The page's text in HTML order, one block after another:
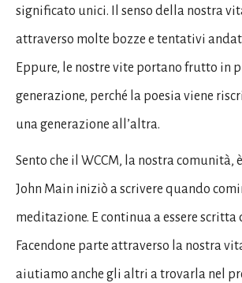
significato unici. Il senso della nostra
attraverso molte bozze e tentativi
Eppure, le nostre vite portano frutto in
generazione, perché la poesia viene
una generazione all’altra.
Sento che il WCCM, la nostra comunità,
John Main iniziò a scrivere quando
meditazione. E continua a essere scritta
Facendone parte attraverso la nostra
aiutiamo anche gli altri a trovarla nel